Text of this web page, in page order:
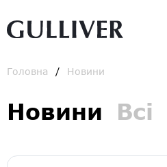
Головна Новини
Новини Всі